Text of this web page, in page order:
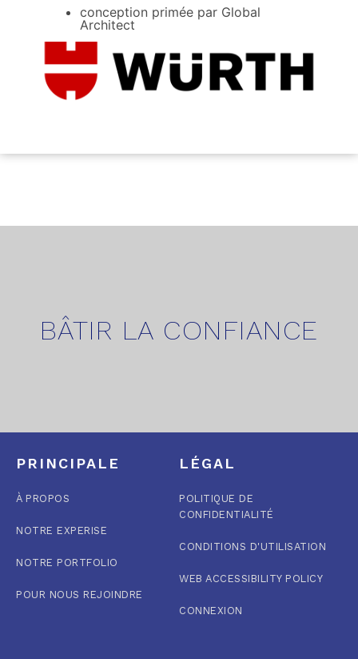
conception primée par Global
Architect
BÂTIR LA CONFIANCE
PRINCIPALE
À PROPOS
NOTRE EXPERISE
NOTRE PORTFOLIO
POUR NOUS REJOINDRE
LÉGAL
POLITIQUE DE
CONFIDENTIALITÉ
CONDITIONS D'UTILISATION
WEB ACCESSIBILITY POLICY
CONNEXION